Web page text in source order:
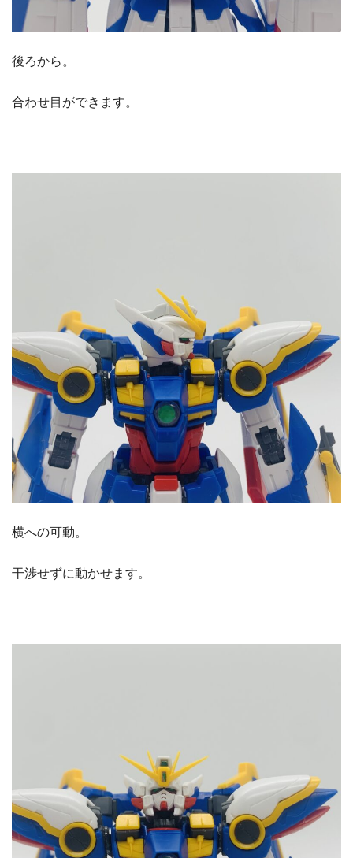
後ろから。
合わせ目ができます。
横への可動。
干渉せずに動かせます。